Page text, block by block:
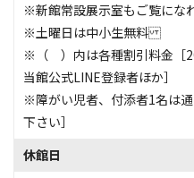
※新館常設展示室もご覧に
※土曜日は中小生無料
※（ ）内は各種割引料金［
当館公式LINE登録者ほか］
※障がい児者、付添者1名は
下さい］
休館日